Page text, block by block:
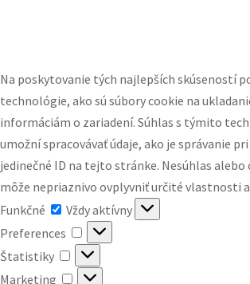
Na poskytovanie tých najlepších skúseností
technológie, ako sú súbory cookie na
informáciám o zariadení. Súhlas s týmito
umožní spracovávať údaje, ako je správanie
jedinečné ID na tejto stránke. Nesúhlas alebo
môže nepriaznivo ovplyvniť určité vlastnosti
Funkčné
Funkčné
Vždy aktívny
Preferences
Preferences
Štatistiky
Štatistiky
Marketing
Marketing